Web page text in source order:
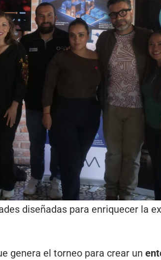
diseñadas para enriquecer la
genera el torneo para crear un